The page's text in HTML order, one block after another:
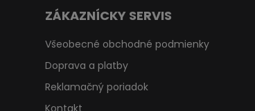
ZÁKAZNÍCKY SERVIS
Všeobecné obchodné podmienky
Doprava a platby
Reklamačný poriadok
Kontakt